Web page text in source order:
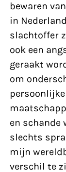
bewaren
in
slachtoffer
ook een
geraakt
om
en schande
slechts
mijn
verschil te